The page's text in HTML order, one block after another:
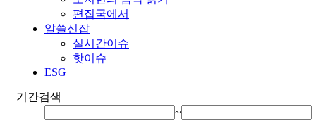
편집국에서
알쓸신잡
실시간이슈
핫이슈
ESG
기간검색
~